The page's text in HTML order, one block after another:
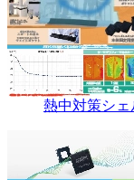
熱中対策シ